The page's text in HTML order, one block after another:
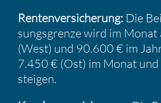
Renten­ver­si­che­rung: Die
sungs­grenze wird im
(West) und 90.600 € im
7.450 € (Ost) im Monat
steigen.